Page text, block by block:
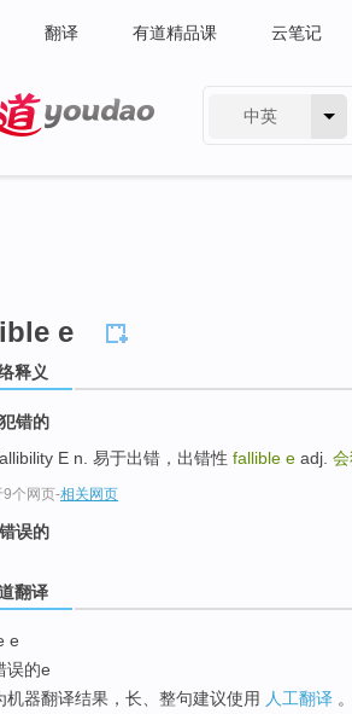
翻译 有道精品课 云笔记
中英
e
释义
错的
E n. 易于出错，出错性 fallible e adj.
9个网页-相关网页
误的
翻译
e
误的e
机器翻译结果，长、整句建议使用 人工翻译